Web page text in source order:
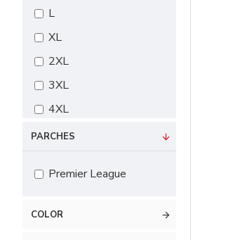
COLOR
L
XL
2XL
3XL
4XL
#16 90cm-105cm
#20 115cm-125cm
PARCHES
Premier League